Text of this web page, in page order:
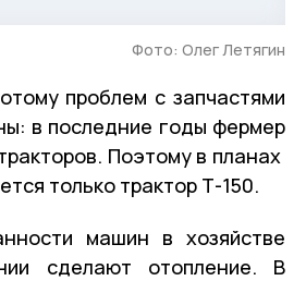
Фото: Олег Летягин
проблем с запчастями
в последние годы фермер
Поэтому в планах
только трактор Т-150.
машин в хозяйстве
сделают отопление. В